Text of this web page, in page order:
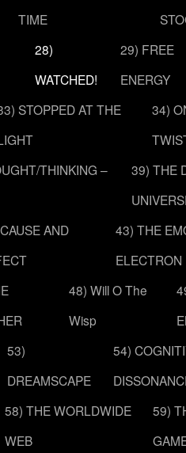
TIME
28)
WATCHED!
29) FREE
ENERGY
STOPPED AT THE
34)
THINKING –
39) THE
AND
43) THE
ELECTRON
48) Will O The
Wisp
53)
DREAMSCAPE
54)
58) THE WORLDWIDE
WEB
59)